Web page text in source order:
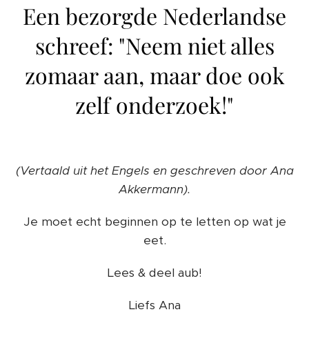
Een bezorgde Nederlandse
schreef: "Neem niet alles
zomaar aan, maar doe ook
zelf onderzoek!"
(Vertaald uit het Engels en geschreven door Ana
Akkermann).
Je moet echt beginnen op te letten op wat je
eet.
Lees & deel aub!
Liefs Ana